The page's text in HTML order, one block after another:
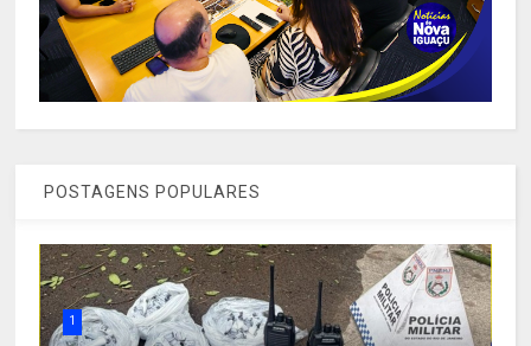
POSTAGENS POPULARES
1